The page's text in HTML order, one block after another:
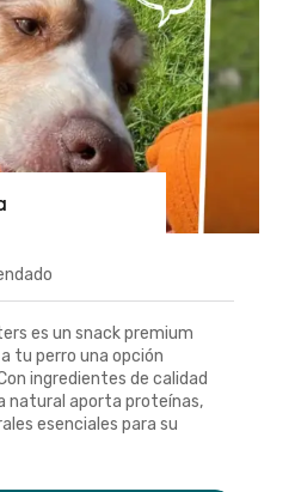
es un snack premium
tu perro una opción
ingredientes de calidad
natural aporta proteínas,
esenciales para su